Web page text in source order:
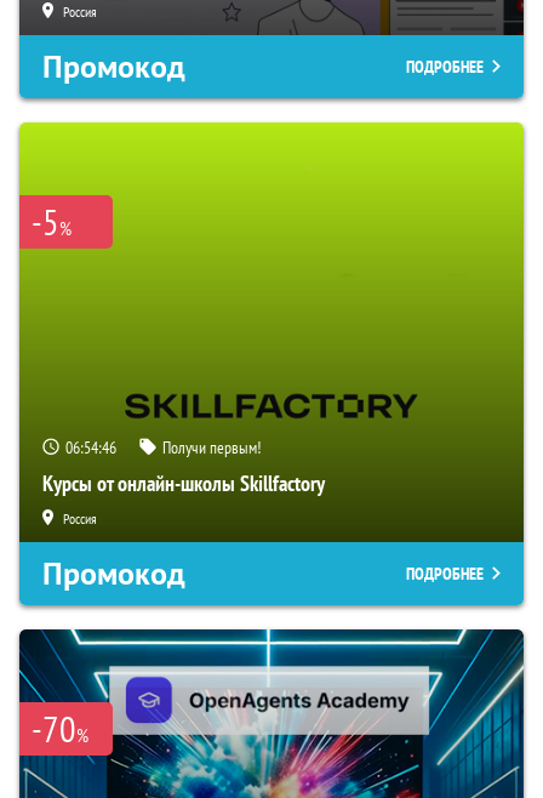
Россия
Промокод ПОДРОБНЕЕ
-5%
06:54:45 Получи первым!
Курсы от онлайн-школы Skillfactory
Россия
Промокод ПОДРОБНЕЕ
-70%